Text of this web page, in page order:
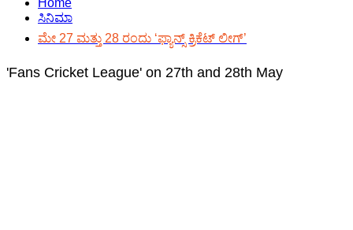
Home
ಸಿನಿಮಾ
ಮೇ 27 ಮತ್ತು 28 ರಂದು ‘ಫ್ಯಾನ್ಸ್ ಕ್ರಿಕೆಟ್ ಲೀಗ್’
'Fans Cricket League' on 27th and 28th May